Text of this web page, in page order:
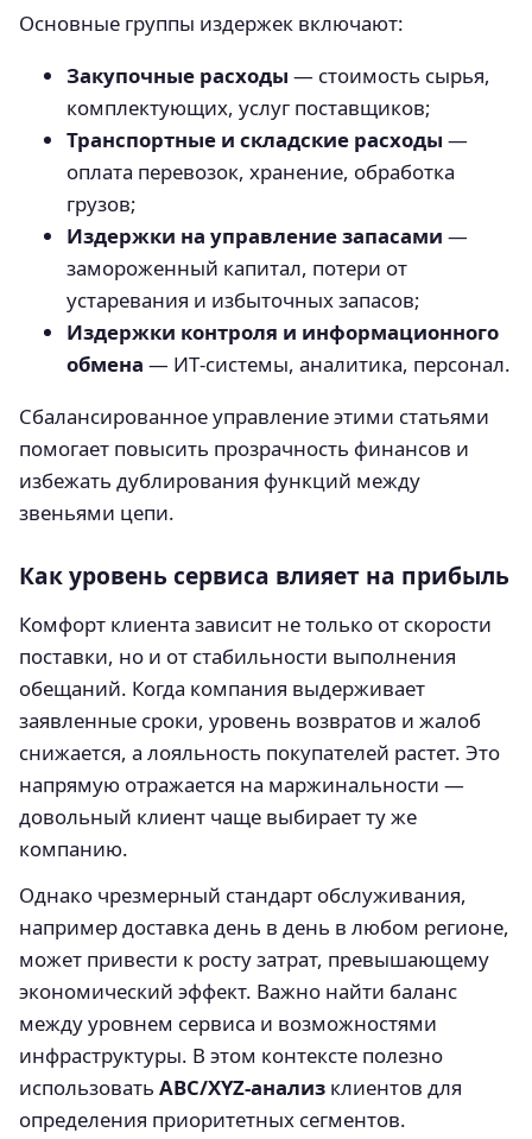
Основные группы издержек включают:
Закупочные расходы — стоимость сырья,
комплектующих, услуг поставщиков;
Транспортные и складские расходы —
оплата перевозок, хранение, обработка
грузов;
Издержки на управление запасами —
замороженный капитал, потери от
устаревания и избыточных запасов;
Издержки контроля и информационного
обмена — ИТ‑системы, аналитика, персонал.
Сбалансированное управление этими статьями
помогает повысить прозрачность финансов и
избежать дублирования функций между
звеньями цепи.
Как уровень сервиса влияет на прибыль
Комфорт клиента зависит не только от скорости
поставки, но и от стабильности выполнения
обещаний. Когда компания выдерживает
заявленные сроки, уровень возвратов и жалоб
снижается, а лояльность покупателей растет. Это
напрямую отражается на маржинальности —
довольный клиент чаще выбирает ту же
компанию.
Однако чрезмерный стандарт обслуживания,
например доставка день в день в любом регионе,
может привести к росту затрат, превышающему
экономический эффект. Важно найти баланс
между уровнем сервиса и возможностями
инфраструктуры. В этом контексте полезно
использовать ABC/XYZ-анализ клиентов для
определения приоритетных сегментов.